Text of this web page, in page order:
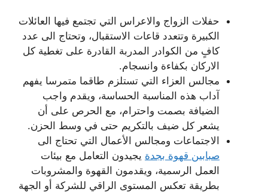
حفلات الزواج والاعراس التي تجتمع فيها العائلات
الكبيرة وتتعدد قاعات الاستقبال، وتحتاج الى عدد
كافٍ من الكوادر المدربة القادرة على تغطية كل
الاركان بكفاءة وانسجام.
مجالس العزاء التي تستلزم طاقما متمرسا يفهم
آداب هذه المناسبة الحساسة، ويقدم واجب
الضيافة بصمت واحترام، مع الحرص على أن
يشعر كل ضيف بالتكريم حتى في وسط الحزن.
الاجتماعات ومجالس الأعمال التي تحتاج الى
صبابين قهوة بجدة يجيدون التعامل مع بيئات
العمل الرسمية، ويقدمون القهوة والمشروبات
بطريقة تعكس المستوى الراقي للشركة أو الجهة